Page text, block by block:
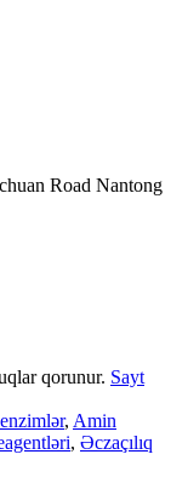
Road Nantong
qorunur. Sayt
, Amin
, Əczaçılıq